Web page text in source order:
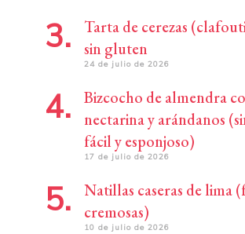
Tarta de cerezas
sin gluten
24 de julio de 2026
Bizcocho de almendra
nectarina y arándanos
fácil y esponjoso)
17 de julio de 2026
Natillas caseras de lima
cremosas)
10 de julio de 2026